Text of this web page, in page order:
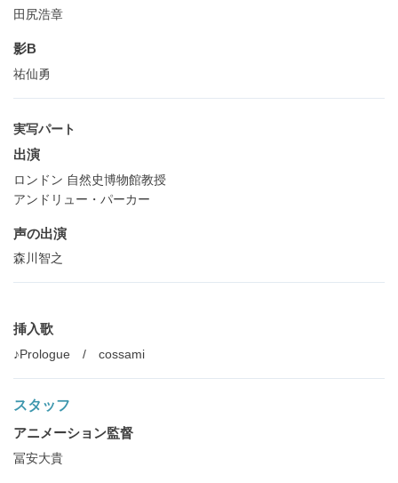
田尻浩章
影B
祐仙勇
実写パート
出演
ロンドン 自然史博物館教授
アンドリュー・パーカー
声の出演
森川智之
挿入歌
♪Prologue / cossami
スタッフ
アニメーション監督
冨安大貴